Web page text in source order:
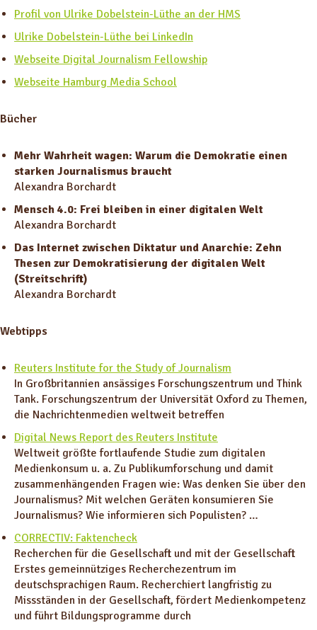
Profil von Ulrike Dobelstein-Lüthe an der HMS
Ulrike Dobelstein-Lüthe bei LinkedIn
Webseite Digital Journalism Fellowship
Webseite Hamburg Media School
Bücher
Mehr Wahrheit wagen: Warum die Demokratie einen
starken Journalismus braucht
Alexandra Borchardt
Mensch 4.0: Frei bleiben in einer digitalen Welt
Alexandra Borchardt
Das Internet zwischen Diktatur und Anarchie: Zehn
Thesen zur Demokratisierung der digitalen Welt
(Streitschrift)
Alexandra Borchardt
Webtipps
Reuters Institute for the Study of Journalism
In Großbritannien ansässiges Forschungszentrum und Think
Tank. Forschungszentrum der Universität Oxford zu Themen,
die Nachrichtenmedien weltweit betreffen
Digital News Report des Reuters Institute
Weltweit größte fortlaufende Studie zum digitalen
Medienkonsum u. a. Zu Publikumforschung und damit
zusammenhängenden Fragen wie: Was denken Sie über den
Journalismus? Mit welchen Geräten konsumieren Sie
Journalismus? Wie informieren sich Populisten? …
CORRECTIV: Faktencheck
Recherchen für die Gesellschaft und mit der Gesellschaft
Erstes gemeinnütziges Recherchezentrum im
deutschsprachigen Raum. Recherchiert langfristig zu
Missständen in der Gesellschaft, fördert Medienkompetenz
und führt Bildungsprogramme durch